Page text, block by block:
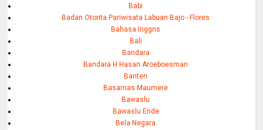
Babi
Badan Otorita Pariwisata Labuan Bajo - Flores
Bahasa Inggris
Bali
Bandara
Bandara H Hasan Aroeboesman
Banten
Basarnas Maumere
Bawaslu
Bawaslu Ende
Bela Negara